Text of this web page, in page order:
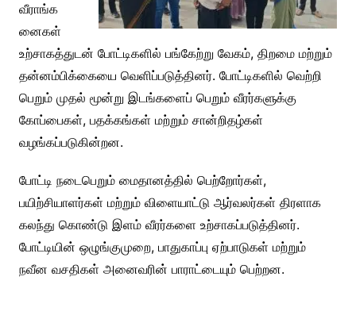
வீராங்க
னைகள்
உற்சாகத்துடன் போட்டிகளில் பங்கேற்று வேகம், திறமை மற்றும்
தன்னம்பிக்கையை வெளிப்படுத்தினர். போட்டிகளில் வெற்றி
பெறும் முதல் மூன்று இடங்களைப் பெறும் வீரர்களுக்கு
கோப்பைகள், பதக்கங்கள் மற்றும் சான்றிதழ்கள்
வழங்கப்படுகின்றன.
போட்டி நடைபெறும் மைதானத்தில் பெற்றோர்கள்,
பயிற்சியாளர்கள் மற்றும் விளையாட்டு ஆர்வலர்கள் திரளாக
கலந்து கொண்டு இளம் வீரர்களை உற்சாகப்படுத்தினர்.
போட்டியின் ஒழுங்குமுறை, பாதுகாப்பு ஏற்பாடுகள் மற்றும்
நவீன வசதிகள் அனைவரின் பாராட்டையும் பெற்றன.